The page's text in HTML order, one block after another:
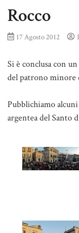
Rocco
17 Agosto 2012
Si è conclusa con
del patrono minore
Pubblichiamo
argentea del Santo